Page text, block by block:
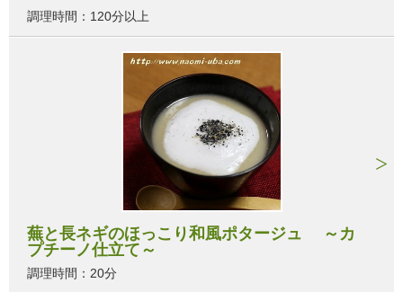
調理時間：120分以上
蕪と長ネギのほっこり和風ポタージュ ～カ
プチーノ仕立て～
調理時間：20分